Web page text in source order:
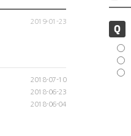
2019-01-23
2018-07-10
2018-06-23
2018-06-04